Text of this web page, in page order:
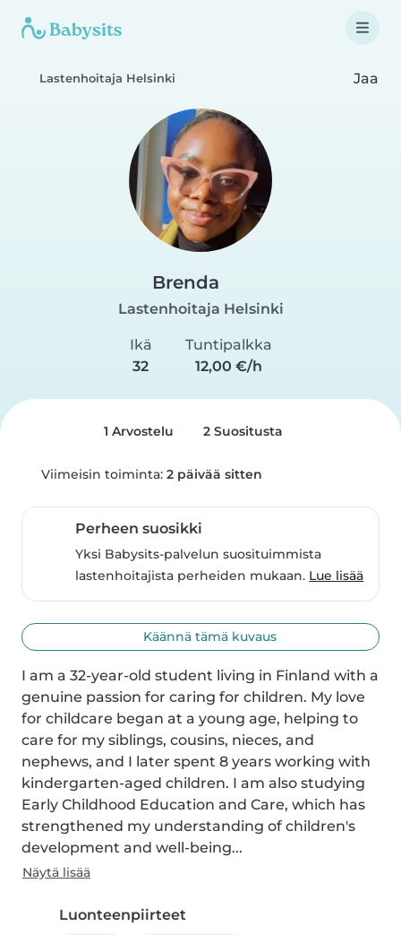
Lastenhoitaja Helsinki Jaa
Brenda
Lastenhoitaja Helsinki
Ikä
32
Tuntipalkka
12,00 €/h
1 Arvostelu 2 Suositusta
Viimeisin toiminta: 2 päivää sitten
Perheen suosikki
Yksi Babysits-palvelun suosituimmista
lastenhoitajista perheiden mukaan. Lue lisää
Käännä tämä kuvaus
I am a 32-year-old student living in Finland with a
genuine passion for caring for children. My love
for childcare began at a young age, helping to
care for my siblings, cousins, nieces, and
nephews, and I later spent 8 years working with
kindergarten-aged children. I am also studying
Early Childhood Education and Care, which has
strengthened my understanding of children's
development and well-being...
Näytä lisää
Luonteenpiirteet